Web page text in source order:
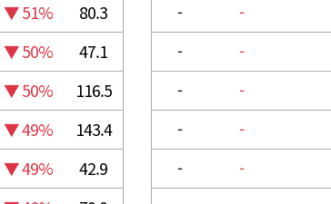
▼ 51%
80.3
▼ 50%
47.1
▼ 50%
116.5
▼ 49%
143.4
▼ 49%
42.9
-
-
-
-
-
-
-
-
-
-